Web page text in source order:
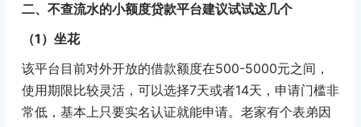
二、不查流水的小额度贷款平台建议试试这几个
（1）坐花
该平台目前对外开放的借款额度在500-5000元之间，
使用期限比较灵活，可以选择7天或者14天，申请门槛非
常低，基本上只要实名认证就能申请。老家有个表弟因